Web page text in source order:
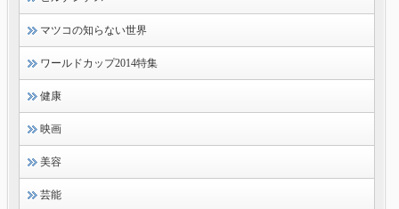
マツコの知らない世界
ワールドカップ2014特集
健康
映画
美容
芸能